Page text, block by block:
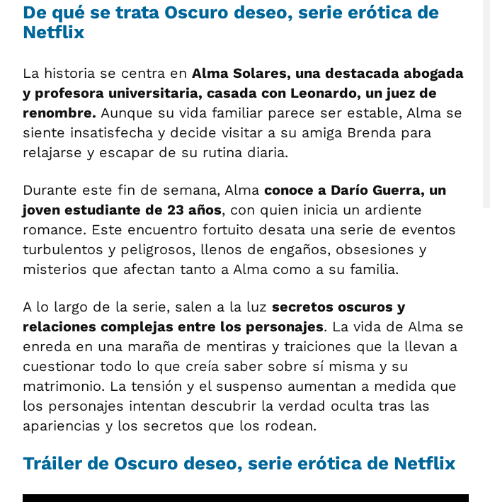
De qué se trata Oscuro deseo, serie erótica de
Netflix
La historia se centra en Alma Solares, una destacada abogada
y profesora universitaria, casada con Leonardo, un juez de
renombre. Aunque su vida familiar parece ser estable, Alma se
siente insatisfecha y decide visitar a su amiga Brenda para
relajarse y escapar de su rutina diaria.
Durante este fin de semana, Alma conoce a Darío Guerra, un
joven estudiante de 23 años, con quien inicia un ardiente
romance. Este encuentro fortuito desata una serie de eventos
turbulentos y peligrosos, llenos de engaños, obsesiones y
misterios que afectan tanto a Alma como a su familia.
A lo largo de la serie, salen a la luz secretos oscuros y
relaciones complejas entre los personajes. La vida de Alma se
enreda en una maraña de mentiras y traiciones que la llevan a
cuestionar todo lo que creía saber sobre sí misma y su
matrimonio. La tensión y el suspenso aumentan a medida que
los personajes intentan descubrir la verdad oculta tras las
apariencias y los secretos que los rodean.
Tráiler de Oscuro deseo, serie erótica de Netflix